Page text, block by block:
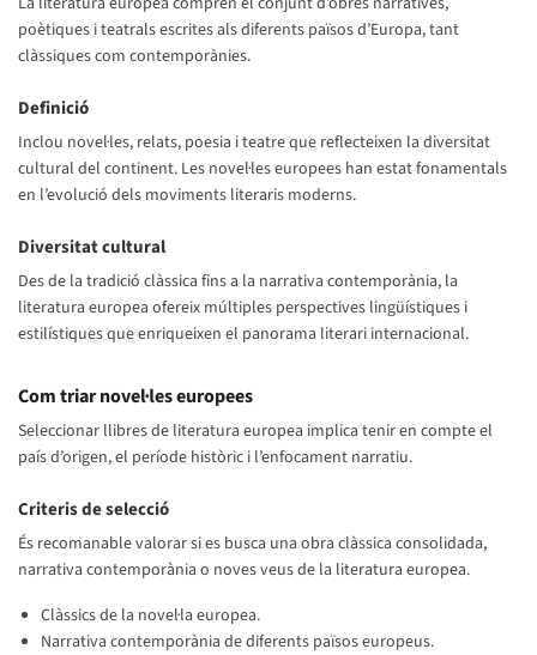
poètiques i teatrals escrites als diferents països d’Europa, tant
clàssiques com contemporànies.
Definició
Inclou novel·les, relats, poesia i teatre que reflecteixen la diversitat
cultural del continent. Les novel·les europees han estat fonamentals
en l’evolució dels moviments literaris moderns.
Diversitat cultural
Des de la tradició clàssica fins a la narrativa contemporània, la
literatura europea ofereix múltiples perspectives lingüístiques i
estilístiques que enriqueixen el panorama literari internacional.
Com triar novel·les europees
Seleccionar llibres de literatura europea implica tenir en compte el
país d’origen, el període històric i l’enfocament narratiu.
Criteris de selecció
És recomanable valorar si es busca una obra clàssica consolidada,
narrativa contemporània o noves veus de la literatura europea.
Clàssics de la novel·la europea.
Narrativa contemporània de diferents països europeus.